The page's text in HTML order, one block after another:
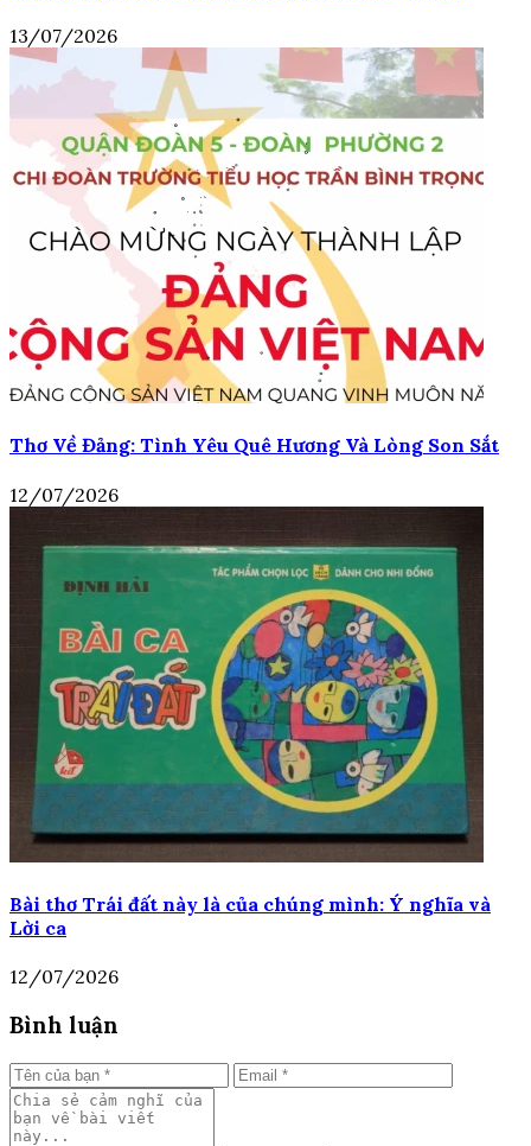
13/07/2026
Thơ Về Đảng: Tình Yêu Quê Hương Và Lòng Son Sắt
12/07/2026
Bài thơ Trái đất này là của chúng mình: Ý nghĩa và
Lời ca
12/07/2026
Bình luận